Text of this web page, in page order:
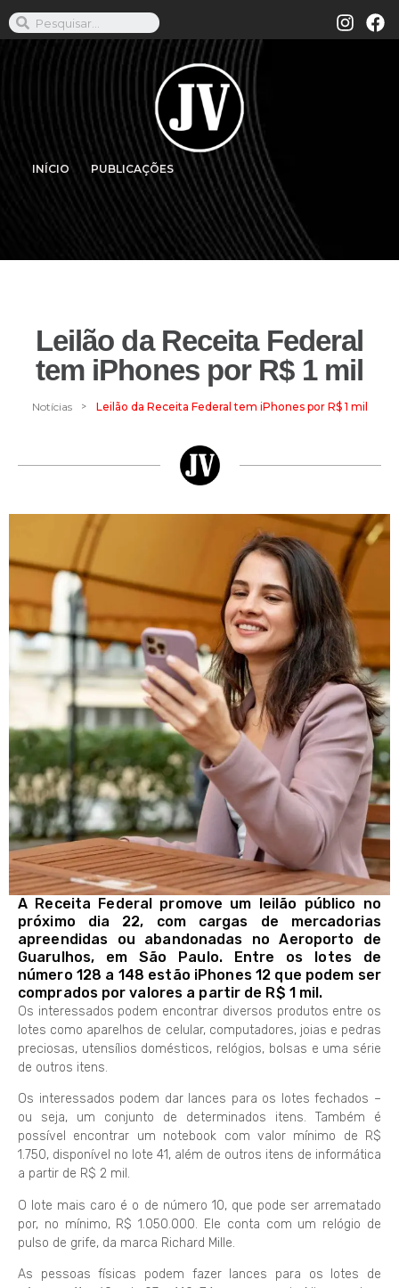
INÍCIO PUBLICAÇÕES
Leilão da Receita Federal
tem iPhones por R$ 1 mil
Notícias > Leilão da Receita Federal tem iPhones por R$ 1 mil
A Receita Federal promove um leilão público no
próximo dia 22, com cargas de mercadorias
apreendidas ou abandonadas no Aeroporto de
Guarulhos, em São Paulo. Entre os lotes de
número 128 a 148 estão iPhones 12 que podem ser
comprados por valores a partir de R$ 1 mil.
Os interessados podem encontrar diversos produtos entre os
lotes como aparelhos de celular, computadores, joias e pedras
preciosas, utensílios domésticos, relógios, bolsas e uma série
de outros itens.
Os interessados podem dar lances para os lotes fechados –
ou seja, um conjunto de determinados itens. Também é
possível encontrar um notebook com valor mínimo de R$
1.750, disponível no lote 41, além de outros itens de informática
a partir de R$ 2 mil.
O lote mais caro é o de número 10, que pode ser arrematado
por, no mínimo, R$ 1.050.000. Ele conta com um relógio de
pulso de grife, da marca Richard Mille.
As pessoas físicas podem fazer lances para os lotes de